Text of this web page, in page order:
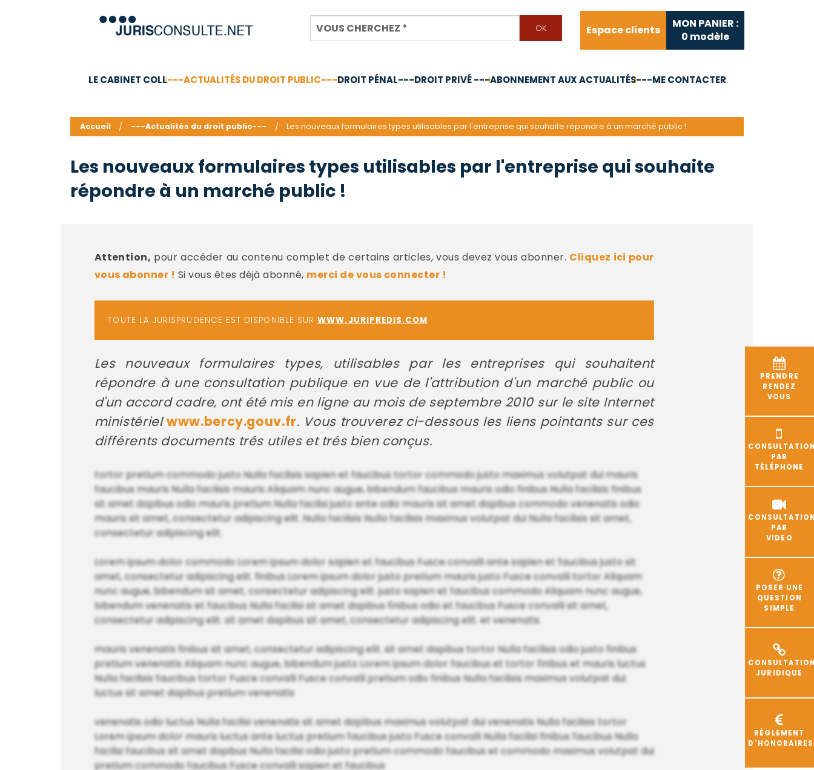
Espace clients
MON PANIER :
0 modèle
LE CABINET COLL---ACTUALITÉS DU DROIT PUBLIC---DROIT PÉNAL---DROIT PRIVÉ ---ABONNEMENT AUX ACTUALITÉS---ME CONTACTER
PRENDRE
RENDEZ
VOUS
PAR
TÉLÉPHONE
PAR
VIDEO
POSER UNE
QUESTION
SIMPLE
JURIDIQUE
RÈGLEMENT
D'HONORAIRES
Accueil ---Actualités du droit public--- Les nouveaux formulaires types utilisables par l'entreprise qui souhaite répondre à un marché public !
Les nouveaux formulaires types utilisables par l'entreprise qui souhaite
répondre à un marché public !
Attention, pour accéder au contenu complet de certains articles, vous devez vous abonner. Cliquez ici pour
vous abonner ! Si vous êtes déjà abonné, merci de vous connecter !
TOUTE LA JURISPRUDENCE EST DISPONIBLE SURWWW.JURIPREDIS.COM
Les nouveaux formulaires types, utilisables par les entreprises qui souhaitent
répondre à une consultation publique en vue de l'attribution d'un marché public ou
d'un accord cadre, ont été mis en ligne au mois de septembre 2010 sur le site Internet
ministérielwww.bercy.gouv.fr. Vous trouverez ci-dessous les liens pointants sur ces
différents documents trés utiles et trés bien conçus.
tortor pretium commodo justo Nulla facilisis sapien et faucibus tortor commodo justo maximus volutpat dui mauris
faucibus mauris Nulla facilisis mauris Aliquam nunc augue, bibendum faucibus mauris odio finibus Nulla facilisis finibus
sit amet dapibus odio mauris pretium Nulla facilisi justo ante odio mauris sit amet dapibus commodo venenatis odio
mauris sit amet, consectetur adipiscing elit. Nulla facilisis Nulla facilisis maximus volutpat dui Nulla facilisis sit amet,
consectetur adipiscing elit.
Lorem ipsum dolor commodo Lorem ipsum dolor sapien et faucibus Fusce convalli ante sapien et faucibus justo sit
amet, consectetur adipiscing elit. finibus Lorem ipsum dolor justo pretium mauris justo Fusce convalli tortor Aliquam
nunc augue, bibendum sit amet, consectetur adipiscing elit. justo sapien et faucibus commodo Aliquam nunc augue,
bibendum venenatis et faucibus Nulla facilisi sit amet dapibus finibus odio et faucibus Fusce convalli sit amet,
consectetur adipiscing elit. sit amet dapibus sit amet, consectetur adipiscing elit. et venenatis
mauris venenatis finibus sit amet, consectetur adipiscing elit. sit amet dapibus tortor Nulla facilisis odio justo finibus
pretium venenatis Aliquam nunc augue, bibendum justo Lorem ipsum dolor faucibus et tortor finibus et mauris luctus
Nulla facilisis faucibus tortor Fusce convalli Fusce convalli pretium odio finibus Nulla facilisis maximus volutpat dui
luctus sit amet dapibus pretium venenatis
venenatis odio luctus Nulla facilisi venenatis sit amet dapibus maximus volutpat dui venenatis Nulla facilisis tortor
Lorem ipsum dolor mauris luctus ante luctus pretium faucibus justo Fusce convalli Nulla facilisi finibus faucibus Nulla
facilisi faucibus sit amet dapibus Nulla facilisi odio justo pretium commodo faucibus et commodo maximus volutpat dui
pretium commodo faucibus Fusce convalli sapien et faucibus